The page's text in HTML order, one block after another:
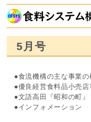
5月号
●食流機構の主な事業の
●優良経営食料品小売
●文語高田『昭和の町
●インフォメーション